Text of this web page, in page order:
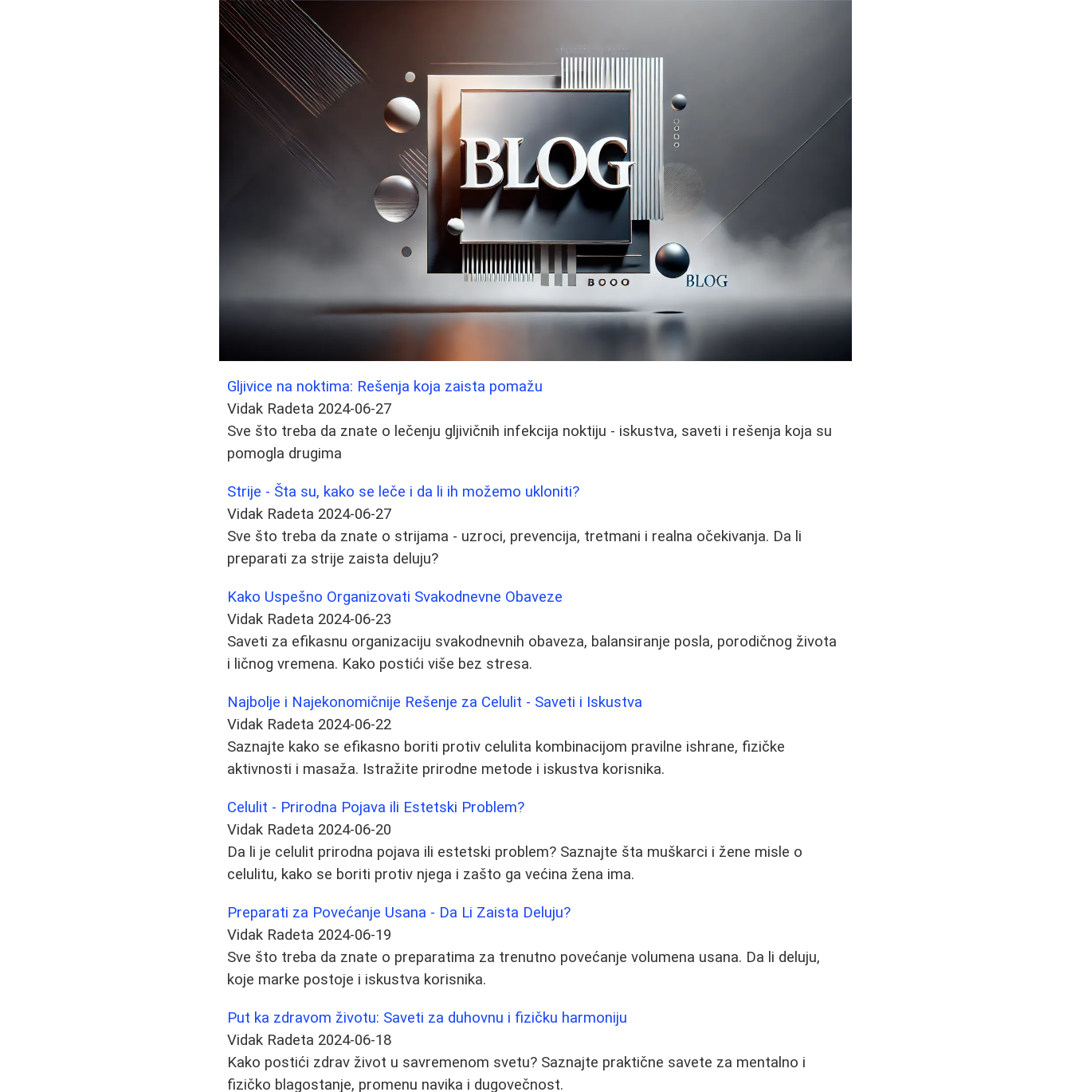
Gljivice na noktima: Rešenja koja zaista pomažu
Vidak Radeta 2024-06-27
Sve što treba da znate o lečenju gljivičnih infekcija noktiju - iskustva, saveti i rešenja koja su
pomogla drugima
Strije - Šta su, kako se leče i da li ih možemo ukloniti?
Vidak Radeta 2024-06-27
Sve što treba da znate o strijama - uzroci, prevencija, tretmani i realna očekivanja. Da li
preparati za strije zaista deluju?
Kako Uspešno Organizovati Svakodnevne Obaveze
Vidak Radeta 2024-06-23
Saveti za efikasnu organizaciju svakodnevnih obaveza, balansiranje posla, porodičnog života
i ličnog vremena. Kako postići više bez stresa.
Najbolje i Najekonomičnije Rešenje za Celulit - Saveti i Iskustva
Vidak Radeta 2024-06-22
Saznajte kako se efikasno boriti protiv celulita kombinacijom pravilne ishrane, fizičke
aktivnosti i masaža. Istražite prirodne metode i iskustva korisnika.
Celulit - Prirodna Pojava ili Estetski Problem?
Vidak Radeta 2024-06-20
Da li je celulit prirodna pojava ili estetski problem? Saznajte šta muškarci i žene misle o
celulitu, kako se boriti protiv njega i zašto ga većina žena ima.
Preparati za Povećanje Usana - Da Li Zaista Deluju?
Vidak Radeta 2024-06-19
Sve što treba da znate o preparatima za trenutno povećanje volumena usana. Da li deluju,
koje marke postoje i iskustva korisnika.
Put ka zdravom životu: Saveti za duhovnu i fizičku harmoniju
Vidak Radeta 2024-06-18
Kako postići zdrav život u savremenom svetu? Saznajte praktične savete za mentalno i
fizičko blagostanje, promenu navika i dugovečnost.